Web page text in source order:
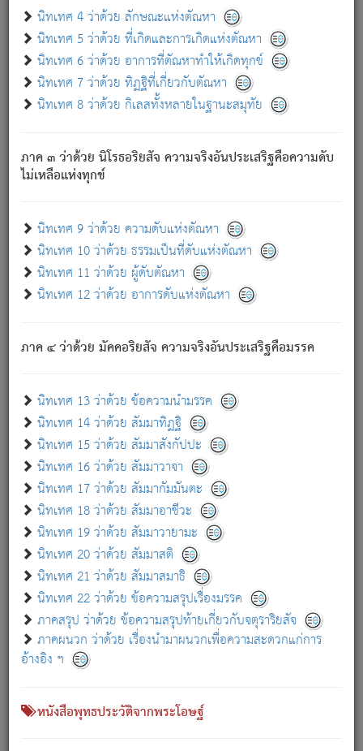
นิทเทศ 4 ว่าด้วย ลักษณะแห่งตัณหา
นิทเทศ 5 ว่าด้วย ที่เกิดและการเกิดแห่งตัณหา
นิทเทศ 6 ว่าด้วย อาการที่ตัณหาทำให้เกิดทุกข์
นิทเทศ 7 ว่าด้วย ทิฏฐิที่เกี่ยวกับตัณหา
นิทเทศ 8 ว่าด้วย กิเลสทั้งหลายในฐานะสมุทัย
ภาค ๓ ว่าด้วย นิโรธอริยสัจ ความจริงอันประเสริฐคือความดับ
ไม่เหลือแห่งทุกข์
นิทเทศ 9 ว่าด้วย ความดับแห่งตัณหา
นิทเทศ 10 ว่าด้วย ธรรมเป็นที่ดับแห่งตัณหา
นิทเทศ 11 ว่าด้วย ผู้ดับตัณหา
นิทเทศ 12 ว่าด้วย อาการดับแห่งตัณหา
ภาค ๔ ว่าด้วย มัคคอริยสัจ ความจริงอันประเสริฐคือมรรค
นิทเทศ 13 ว่าด้วย ข้อความนำมรรค
นิทเทศ 14 ว่าด้วย สัมมาทิฏฐิ
นิทเทศ 15 ว่าด้วย สัมมาสังกัปปะ
นิทเทศ 16 ว่าด้วย สัมมาวาจา
นิทเทศ 17 ว่าด้วย สัมมากัมมันตะ
นิทเทศ 18 ว่าด้วย สัมมาอาชีวะ
นิทเทศ 19 ว่าด้วย สัมมาวายามะ
นิทเทศ 20 ว่าด้วย สัมมาสติ
นิทเทศ 21 ว่าด้วย สัมมาสมาธิ
นิทเทศ 22 ว่าด้วย ข้อความสรุปเรื่องมรรค
ภาคสรุป ว่าด้วย ข้อความสรุปท้ายเกี่ยวกับจตุราริยสัจ
ภาคผนวก ว่าด้วย เรื่องนำมาผนวกเพื่อความสะดวกแก่การ
อ้างอิง ฯ
หนังสือพุทธประวัติจากพระโอษฐ์
อย่างนี้อยู่; เขาย่อมละภวตัณหาได้ และไม่เพลิดเพลินวิภวตัณหา
ด้วย.
ความดับเพราะความสำรอกไม่เหลือ (แห่งภพทั้งหลาย)
เพราะความสิ้นไปแห่งตัณหาโดยประการทั้งปวง นั้นคือ
นิพพาน.
ภพใหม่ย่อมไม่มีแก่ภิกษุนั้น ผู้ดับเย็นสนิทแล้ว เพราะไม่มี
ภิกษุนั้น เป็นผู้ครอบงำมารได้แล้ว ชนะสงครามแล้ว ก้าวล่วง
ภพทั้งหลายทั้งปวงได้แล้ว เป็นผู้คงที่ (คือไม่เปลี่ยนแปลงอีกต่อ
- อุ.ขุ. ๒๕/๑๒๑/๘๔.
(ข้อความนี้ เป็นพระพุทธอุทานที่ทรงเปล่งออก ที่โคนต้นโพธิ์
เป็นที่ตรัสรู้ เมื่อตรัสรู้แล้วได้ 7 วัน)
เกี่ยวกับธรรมโฆษณ์ออนไลน์ (Disclaimer)
แม้ระบบ "ธรรมโฆษณ์ออนไลน์" พยายามปรับปรุงข้อมูลให้ถูกต้องมากที่สุด
ผู้ศึกษาก็พึงตรวจสอบกับตัวเล่มหนังสือต้นฉบับ ที่มีการพิมพ์ครั้งล่าสุด
ก่อนนำข้อมูลไปใช้ในการอ้างอิง"
เกี่ยวกับอัตถจารี|เกี่ยวกับการพัฒนา|แจ้งข้อผิดพลาด / แนะนำ
หนังสือที่เกี่ยวข้อง